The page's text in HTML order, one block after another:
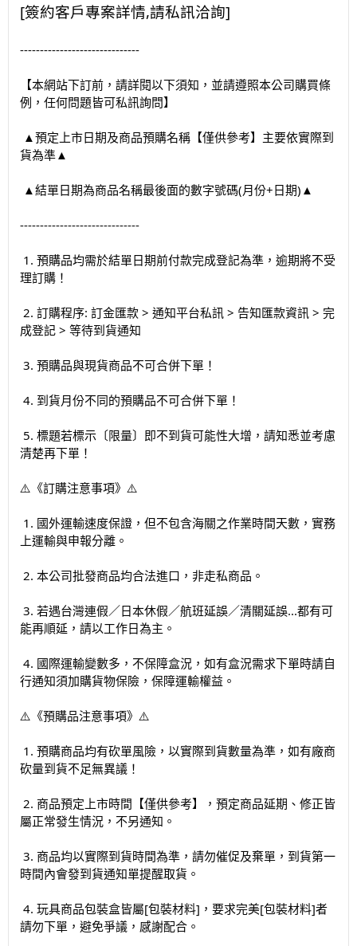
[簽約客戶專案詳情,請私訊洽詢]
------------------------------
【本網站下訂前，請詳閱以下須知，並請遵照本公司購買條
例，任何問題皆可私訊詢問】
▲預定上市日期及商品預購名稱【僅供參考】主要依實際到
貨為準▲
▲結單日期為商品名稱最後面的數字號碼(月份+日期)▲
------------------------------
1. 預購品均需於結單日期前付款完成登記為準，逾期將不受
理訂購！
2. 訂購程序: 訂金匯款 > 通知平台私訊 > 告知匯款資訊 > 完
成登記 > 等待到貨通知
3. 預購品與現貨商品不可合併下單！
4. 到貨月份不同的預購品不可合併下單！
5. 標題若標示〔限量〕即不到貨可能性大增，請知悉並考慮
清楚再下單！
⚠️《訂購注意事項》⚠️️
1. 國外運輸速度保證，但不包含海關之作業時間天數，實務
上運輸與申報分離。
2. 本公司批發商品均合法進口，非走私商品。
3. 若遇台灣連假／日本休假／航班延誤／清關延誤...都有可
能再順延，請以工作日為主。
4. 國際運輸變數多，不保障盒況，如有盒況需求下單時請自
行通知須加購貨物保險，保障運輸權益。
⚠️《預購品注意事項》⚠️️
1. 預購商品均有砍單風險，以實際到貨數量為準，如有廠商
砍量到貨不足無異議！
2. 商品預定上市時間【僅供參考】，預定商品延期、修正皆
屬正常發生情況，不另通知。
3. 商品均以實際到貨時間為準，請勿催促及棄單，到貨第一
時間內會發到貨通知單提醒取貨。
4. 玩具商品包裝盒皆屬[包裝材料]，要求完美[包裝材料]者
請勿下單，避免爭議，感謝配合。